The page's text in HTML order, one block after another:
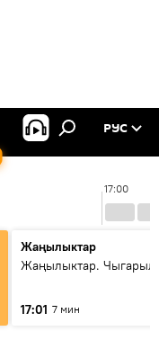
РУС
17:00
Жаңылыктар
Жаңылыктар.
17:01 7 мин